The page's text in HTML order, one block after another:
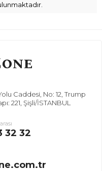
Caddesi, No: 12, Trump
221, Şişli/İSTANBUL
32 32